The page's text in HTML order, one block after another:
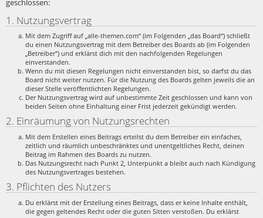
geschlossen:
1. Nutzungsvertrag
Mit dem Zugriff auf „alle-themen.com“ (im Folgenden „das Board“) schließt
du einen Nutzungsvertrag mit dem Betreiber des Boards ab (im Folgenden
„Betreiber“) und erklärst dich mit den nachfolgenden Regelungen
einverstanden.
Wenn du mit diesen Regelungen nicht einverstanden bist, so darfst du das
Board nicht weiter nutzen. Für die Nutzung des Boards gelten jeweils die an
dieser Stelle veröffentlichten Regelungen.
Der Nutzungsvertrag wird auf unbestimmte Zeit geschlossen und kann von
beiden Seiten ohne Einhaltung einer Frist jederzeit gekündigt werden.
2. Einräumung von Nutzungsrechten
Mit dem Erstellen eines Beitrags erteilst du dem Betreiber ein einfaches,
zeitlich und räumlich unbeschränktes und unentgeltliches Recht, deinen
Beitrag im Rahmen des Boards zu nutzen.
Das Nutzungsrecht nach Punkt 2, Unterpunkt a bleibt auch nach Kündigung
des Nutzungsvertrages bestehen.
3. Pflichten des Nutzers
Du erklärst mit der Erstellung eines Beitrags, dass er keine Inhalte enthält,
die gegen geltendes Recht oder die guten Sitten verstoßen. Du erklärst